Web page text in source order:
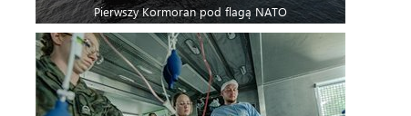
Pierwszy Kormoran pod flagą NATO